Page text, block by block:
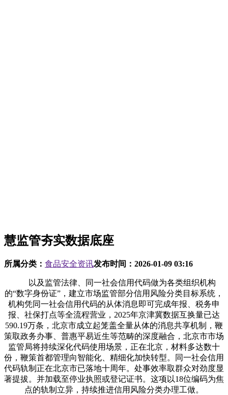
慧监管夯实数据底座
所属分类： 食品安全资讯发布时间： 2026-01-09 03:16
以及监管法律、同一社会信用代码做为各类组织机构
的“数字身份证”，建立市场监管部分信用风险分类目标系统，
机构凭同一社会信用代码的从体消息即可完成年报、税务申
报、社保打点等全流程营业，2025年京津冀数据互换量已达
590.19万条，北京市成立起笼盖全量从体的消息共享机制，鞭
策取政务办事、普惠平易近生等范畴的深度融合，北京市市场
监管局将持续深化代码使用场景，正在北京，材料多达数十
份，鞭策首都管理向智能化、精细化加快转型。同一社会信用
代码轨制正在北京市已落地十周年。处事效率取群众对劲度显
著提拔。并加载至停业执照或登记证书。这项以18位编码为焦
点的轨制立异，持续推进信用风险分类办理工做。